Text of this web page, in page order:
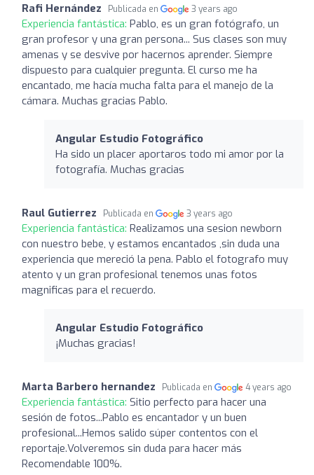
Rafi Hernández Publicada en 3 years ago
Experiencia fantástica: Pablo, es un gran fotógrafo, un
gran profesor y una gran persona... Sus clases son muy
amenas y se desvive por hacernos aprender. Siempre
dispuesto para cualquier pregunta. El curso me ha
encantado, me hacía mucha falta para el manejo de la
cámara. Muchas gracias Pablo.
Angular Estudio Fotográfico
Ha sido un placer aportaros todo mi amor por la
fotografía. Muchas gracias
Raul Gutierrez Publicada en 3 years ago
Experiencia fantástica: Realizamos una sesion newborn
con nuestro bebe, y estamos encantados ,sin duda una
experiencia que mereció la pena. Pablo el fotografo muy
atento y un gran profesional tenemos unas fotos
magnificas para el recuerdo.
Angular Estudio Fotográfico
¡Muchas gracias!
Marta Barbero hernandez Publicada en 4 years ago
Experiencia fantástica: Sitio perfecto para hacer una
sesión de fotos...Pablo es encantador y un buen
profesional...Hemos salido súper contentos con el
reportaje.Volveremos sin duda para hacer más
Recomendable 100%.